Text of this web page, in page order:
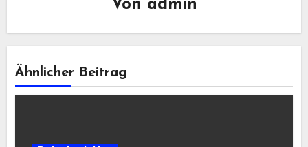
Von admin
Ähnlicher Beitrag